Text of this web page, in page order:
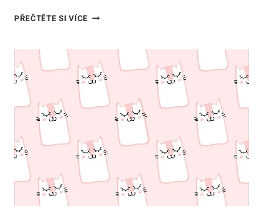
PŘEČTĚTE SI VÍCEJAK
KOČKY:
PRŮVODCE
SPOKOJENÉ
MAJITELE!